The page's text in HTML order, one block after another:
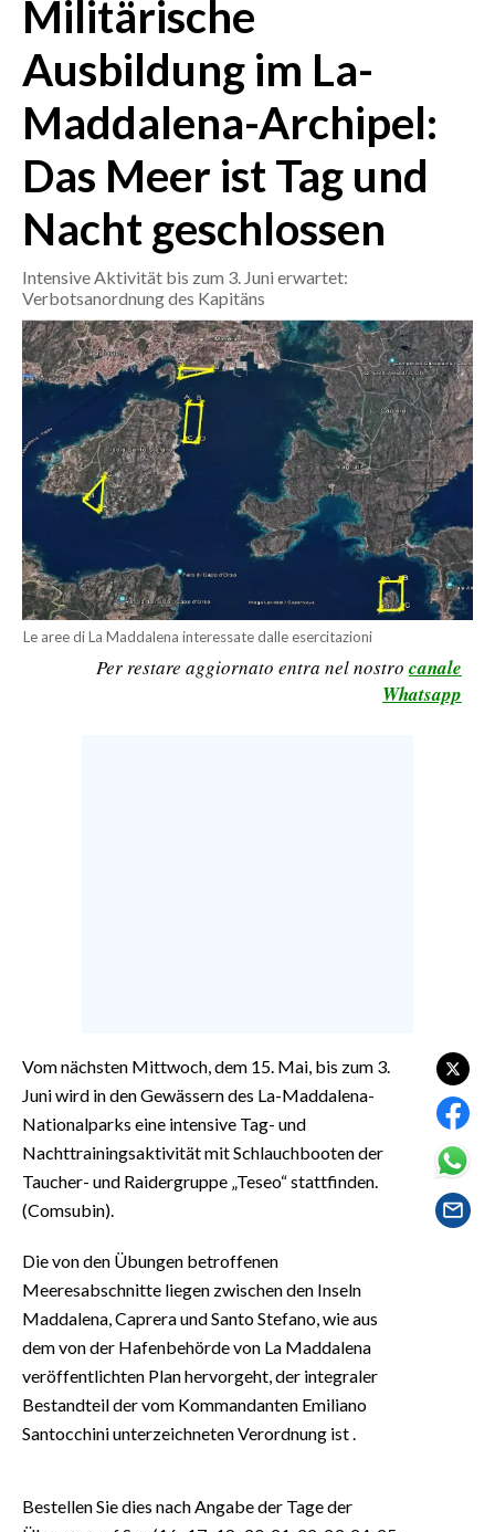
ITALIA
MONDO
POLITICA
ECONOMIA
SERVIZI ALLE IMPRESE
BANDI
SPORT IN SARDEGNA
SPORT
RISULTATI E CLASSIFICHE
CALCIO REGIONALE
BASKET
VOLLEY
INSULARITÀ
FOTO
VIDEO
INFO AZIENDE
ABBONATI
NECROLOGI
PUBBLICITÀ
SPIAGGE
Militärische
Ausbildung im La-
Maddalena-Archipel:
Das Meer ist Tag und
Nacht geschlossen
Intensive Aktivität bis zum 3. Juni erwartet:
Verbotsanordnung des Kapitäns
Le aree di La Maddalena interessate dalle esercitazioni
Per restare aggiornato entra nel nostro canale
Whatsapp
Vom nächsten Mittwoch, dem 15. Mai, bis zum 3.
Juni wird in den Gewässern des La-Maddalena-
Nationalparks eine intensive Tag- und
Nachttrainingsaktivität mit Schlauchbooten der
Taucher- und Raidergruppe „Teseo“ stattfinden.
(Comsubin).
Die von den Übungen betroffenen
Meeresabschnitte liegen zwischen den Inseln
Maddalena, Caprera und Santo Stefano, wie aus
dem von der Hafenbehörde von La Maddalena
veröffentlichten Plan hervorgeht, der integraler
Bestandteil der vom Kommandanten Emiliano
Santocchini unterzeichneten Verordnung ist .
Bestellen Sie dies nach Angabe der Tage der